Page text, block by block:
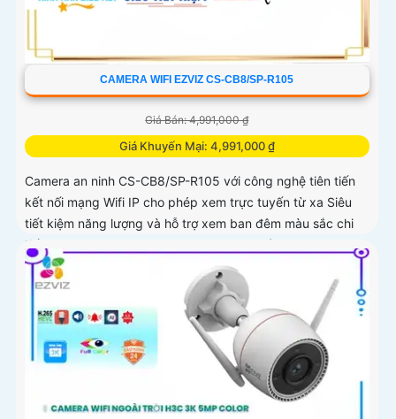
CAMERA WIFI EZVIZ CS-CB8/SP-R105
Giá Bán: 4,991,000 ₫
Giá Khuyến Mại: 4,991,000 ₫
Camera an ninh CS-CB8/SP-R105 với công nghệ tiên tiến
kết nối mạng Wifi IP cho phép xem trực tuyến từ xa Siêu
tiết kiệm năng lượng và hỗ trợ xem ban đêm màu sắc chi
tiết. CS-CB8/SP-R105 là camera an ninh sử dụng mạng
điện thoại xem từ xa qua Wifi IP